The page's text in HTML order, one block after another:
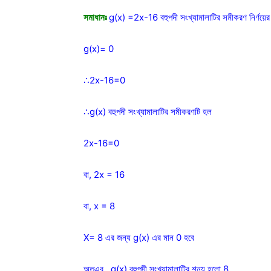
সমাধানঃg(x) =2x-16 বহুপদী সংখ্যামালাটির সমীকরণ নির্ণয়ের
g(x)= 0
∴2x-16=0
∴g(x) বহুপদী সংখ্যামালাটির সমীকরণটি হল
2x-16=0
বা, 2x = 16
বা, x = 8
X= 8 এর জন্য g(x) এর মান 0 হবে